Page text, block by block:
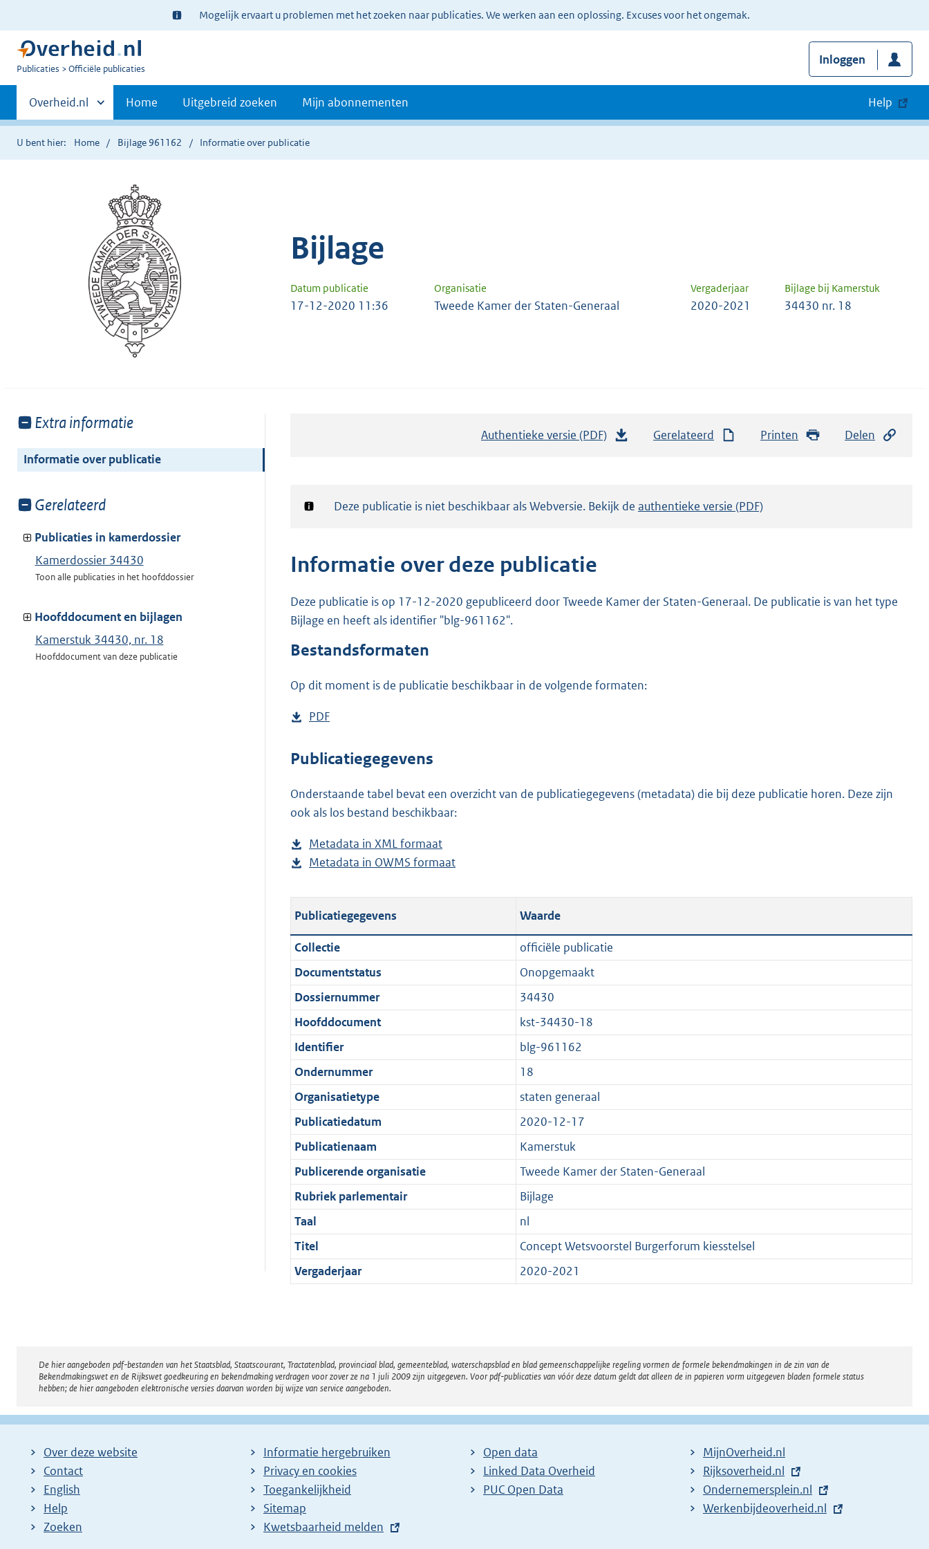
Ter
informatie:
Mogelijk ervaart u problemen met het zoeken naar publicaties. We werken aan een oplossing. Excuses voor het ongemak.
U
Publicaties Officiële publicaties
Inloggen
Primaire
navigatie
Andere
sites
binnen
Overheid.nl Home Uitgebreid zoeken Mijn abonnementen Help
U bent hier: Home Bijlage 961162 Informatie over publicatie
Bijlage
Datum publicatie Organisatie Vergaderjaar Bijlage bij Kamerstuk
17-12-2020 11:36 Tweede Kamer der Staten-Generaal 2020-2021 34430 nr. 18
Toon
van:
Extra informatie
Informatie over publicatie
Toon
van:
Gerelateerd
Publicaties in kamerdossier
Kamerdossier 34430
Toon alle publicaties in het hoofddossier
Hoofddocument en bijlagen
Kamerstuk 34430, nr. 18
Hoofddocument van deze publicatie
Authentieke versie (PDF)
a
r
K
Gerelateerd Printen Delen
Notificatie:
Deze publicatie is niet beschikbaar als Webversie. Bekijk de authentieke versie (PDF)
Informatie over deze publicatie
Deze publicatie is op 17-12-2020 gepubliceerd door Tweede Kamer der Staten-Generaal. De publicatie is van het type
Bijlage en heeft als identifier "blg-961162".
Bestandsformaten
Op dit moment is de publicatie beschikbaar in de volgende formaten:
D
w
l
o
d
p
l
i
c
a
t
i
e
i
n
f
o
r
m
a
a
t
PDF
s
a
n
s
g
o
t
t
e
:
3
5
3
K
b
Publicatiegegevens
Onderstaande tabel bevat een overzicht van de publicatiegegevens (metadata) die bij deze publicatie horen. Deze zijn
ook als los bestand beschikbaar:
Metadata in XML formaat
e
t
n
r
t
K
Metadata in OWMS formaat
s
a
g
t
1
Publicatiegegevens Waarde
Collectie
officiële publicatie
Documentstatus
Onopgemaakt
Dossiernummer
34430
Hoofddocument
kst-34430-18
Identifier
blg-961162
Ondernummer
18
Organisatietype
staten generaal
Publicatiedatum
2020-12-17
Publicatienaam
Kamerstuk
Publicerende organisatie
Tweede Kamer der Staten-Generaal
Rubriek parlementair
Bijlage
Taal
nl
Titel
Concept Wetsvoorstel Burgerforum kiesstelsel
Vergaderjaar
2020-2021
Disclaimer
De hier aangeboden pdf-bestanden van het Staatsblad, Staatscourant, Tractatenblad, provinciaal blad, gemeenteblad, waterschapsblad en blad gemeenschappelijke regeling vormen de formele bekendmakingen in de zin van de
Bekendmakingswet en de Rijkswet goedkeuring en bekendmaking verdragen voor zover ze na 1 juli 2009 zijn uitgegeven. Voor pdf-publicaties van vóór deze datum geldt dat alleen de in papieren vorm uitgegeven bladen formele status
hebben; de hier aangeboden elektronische versies daarvan worden bij wijze van service aangeboden.
Over deze website
Contact
English
Help
Zoeken
Informatie hergebruiken
Privacy en cookies
Toegankelijkheid
Sitemap
E
Kwetsbaarheid melden
Open data
Linked Data Overheid
PUC Open Data
MijnOverheid.nl
E
x
t
Rijksoverheid.nl
E
x
Ondernemersplein.nl
E
Werkenbijdeoverheid.nl